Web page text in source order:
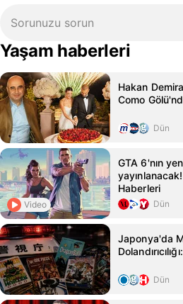
Yaşam haberleri
Hakan
Como
Dün
Video
GTA 6'nın
Haberleri
Dün
Japonya'da
Dün